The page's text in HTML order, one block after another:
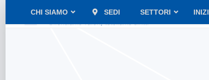
CHI SIAMO SEDI SETTORI